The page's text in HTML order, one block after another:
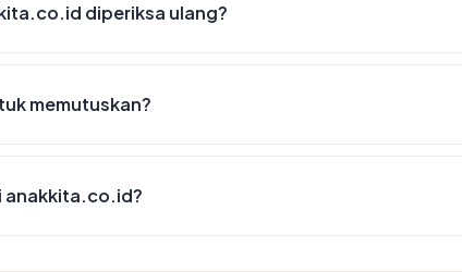
diperiksa ulang?
memutuskan?
anakkita.co.id?